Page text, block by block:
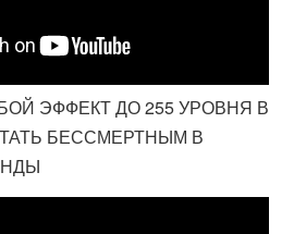
ЭФФЕКТ ДО 255 УРОВНЯ В
БЕССМЕРТНЫМ В